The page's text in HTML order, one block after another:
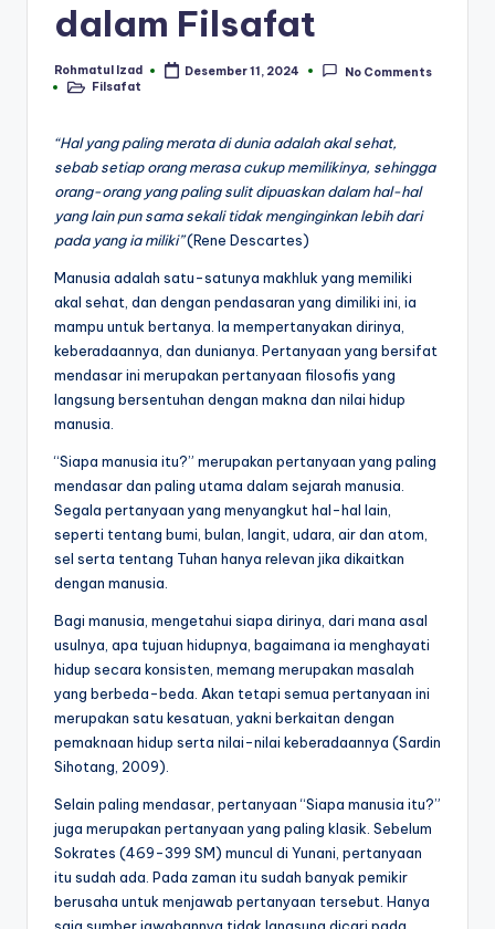
dalam Filsafat
Posted
by
Rohmatul Izad Desember 11, 2024
No Comments
PostedFilsafat
“Hal yang paling merata di dunia adalah akal sehat,
sebab setiap orang merasa cukup memilikinya, sehingga
orang-orang yang paling sulit dipuaskan dalam hal-hal
yang lain pun sama sekali tidak menginginkan lebih dari
pada yang ia miliki”(Rene Descartes)
Manusia adalah satu-satunya makhluk yang memiliki
akal sehat, dan dengan pendasaran yang dimiliki ini, ia
mampu untuk bertanya. Ia mempertanyakan dirinya,
keberadaannya, dan dunianya. Pertanyaan yang bersifat
mendasar ini merupakan pertanyaan filosofis yang
langsung bersentuhan dengan makna dan nilai hidup
manusia.
“Siapa manusia itu?” merupakan pertanyaan yang paling
mendasar dan paling utama dalam sejarah manusia.
Segala pertanyaan yang menyangkut hal-hal lain,
seperti tentang bumi, bulan, langit, udara, air dan atom,
sel serta tentang Tuhan hanya relevan jika dikaitkan
dengan manusia.
Bagi manusia, mengetahui siapa dirinya, dari mana asal
usulnya, apa tujuan hidupnya, bagaimana ia menghayati
hidup secara konsisten, memang merupakan masalah
yang berbeda-beda. Akan tetapi semua pertanyaan ini
merupakan satu kesatuan, yakni berkaitan dengan
pemaknaan hidup serta nilai-nilai keberadaannya (Sardin
Sihotang, 2009).
Selain paling mendasar, pertanyaan “Siapa manusia itu?”
juga merupakan pertanyaan yang paling klasik. Sebelum
Sokrates (469-399 SM) muncul di Yunani, pertanyaan
itu sudah ada. Pada zaman itu sudah banyak pemikir
berusaha untuk menjawab pertanyaan tersebut. Hanya